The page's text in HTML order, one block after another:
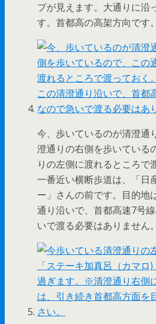
プが見えます。大通りに沿
す。首都高の高架方向です。
今、歩いているのが清澄通
澄通りの右側を歩いている
りの左側に渡れるところで
一番近い横断歩道は、「日
ー」さんの前です。目的地
通り沿いで、首都高速7号
いで渡る必要はありません。